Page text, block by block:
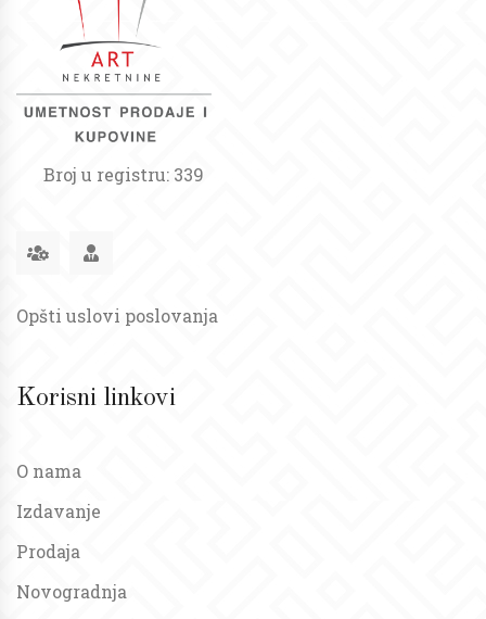
Broj u registru: 339
Opšti uslovi poslovanja
Korisni linkovi
O nama
Izdavanje
Prodaja
Novogradnja